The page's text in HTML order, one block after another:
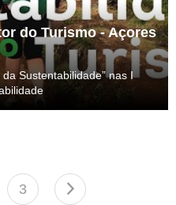
do Turismo - Açores
Sustentabilidade” nas I
3